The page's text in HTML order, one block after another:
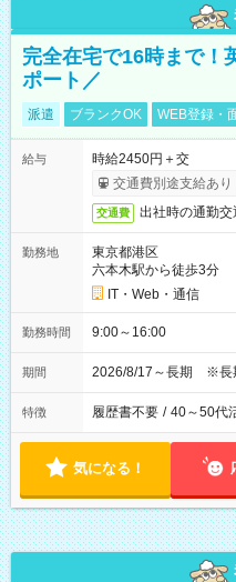
完全在宅で16時まで！
ポート／
派遣 ブランクOK WEB登録・
給与
時給2450円＋交
交通費別途支給あり
交通費 出社時の通勤交
勤務地
東京都港区
六本木駅から徒歩3分
IT・Web・通信
勤務時間 9:00～16:00
期間 2026/8/17～長期 ※長
特徴 履歴書不要 / 40～50代
気になる！